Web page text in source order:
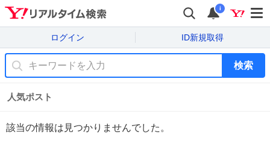
i
ログイン ID新規取得
検索
人気ポスト
該当の情報は見つかりませんでした。